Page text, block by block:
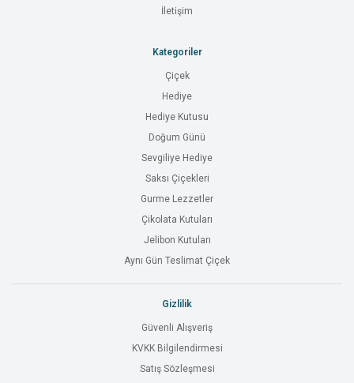
İletişim
Kategoriler
Çiçek
Hediye
Hediye Kutusu
Doğum Günü
Sevgiliye Hediye
Saksı Çiçekleri
Gurme Lezzetler
Çikolata Kutuları
Jelibon Kutuları
Aynı Gün Teslimat Çiçek
Gizlilik
Güvenli Alışveriş
KVKK Bilgilendirmesi
Satış Sözleşmesi